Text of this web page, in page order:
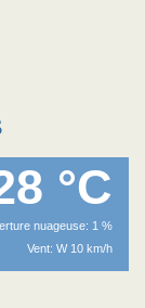
°C
nuageuse: 1 %
Vent: W 10 km/h